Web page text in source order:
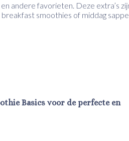
andere favorieten. Deze extra’s
smoothies of middag
Basics voor de perfecte en